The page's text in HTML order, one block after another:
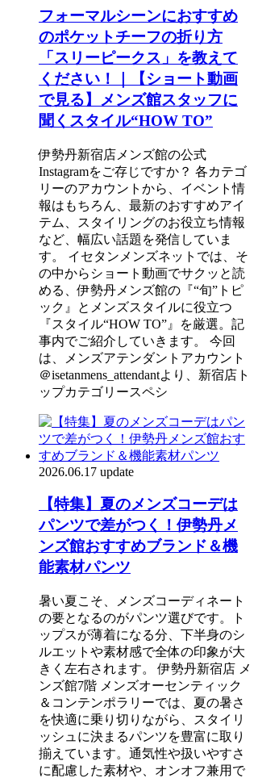
フォーマルシーンにおすすめ
のポケットチーフの折り方
「スリーピークス」を教えて
ください！｜【ショート動画
で見る】メンズ館スタッフに
聞くスタイル“HOW TO”
伊勢丹新宿店メンズ館の公式
Instagramをご存じですか？ 各カテゴ
リーのアカウントから、イベント情
報はもちろん、最新のおすすめアイ
テム、スタイリングのお役立ち情報
など、幅広い話題を発信していま
す。 イセタンメンズネットでは、そ
の中からショート動画でサクッと読
める、伊勢丹メンズ館の『“旬”トピ
ック』とメンズスタイルに役立つ
『スタイル“HOW TO”』を厳選。記
事内でご紹介していきます。 今回
は、メンズアテンダントアカウント
＠isetanmens_attendantより、新宿店ト
ップカテゴリースペシ
2026.06.17 update
【特集】夏のメンズコーデは
パンツで差がつく！伊勢丹メ
ンズ館おすすめブランド＆機
能素材パンツ
暑い夏こそ、メンズコーディネート
の要となるのがパンツ選びです。ト
ップスが薄着になる分、下半身のシ
ルエットや素材感で全体の印象が大
きく左右されます。 伊勢丹新宿店 メ
ンズ館7階 メンズオーセンティック
＆コンテンポラリーでは、夏の暑さ
を快適に乗り切りながら、スタイリ
ッシュに決まるパンツを豊富に取り
揃えています。通気性や扱いやすさ
に配慮した素材や、オンオフ兼用で